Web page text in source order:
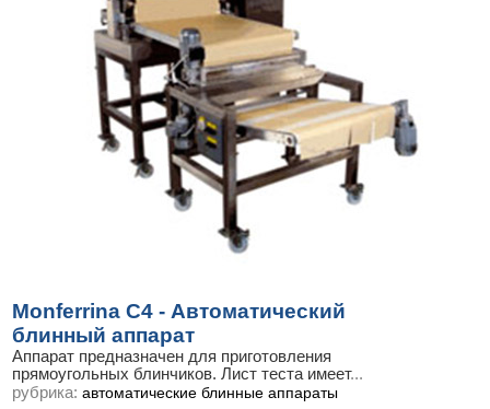
Monferrina C4 - Автоматический
блинный аппарат
Аппарат предназначен для приготовления
прямоугольных блинчиков. Лист теста имеет...
рубрика: автоматические блинные аппараты